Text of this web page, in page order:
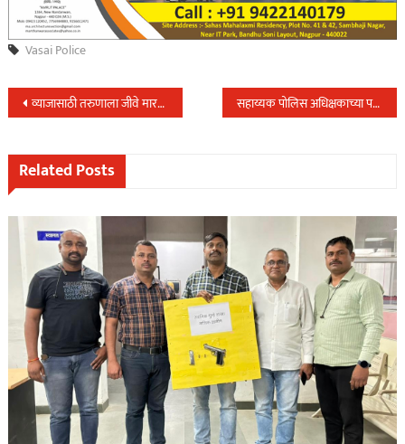
Vasai Police
Post
navigation
व्याजासाठी तरुणाला जीवे मारण्याची धमकी; तीन सावकारांवर गुन्हा दाखल सहाय्यक पोलिस अधिक्षकाच्या पथकाने वडगाव(मावळ) येथील जुगार अड्ड्यावर धाड…
Related Posts